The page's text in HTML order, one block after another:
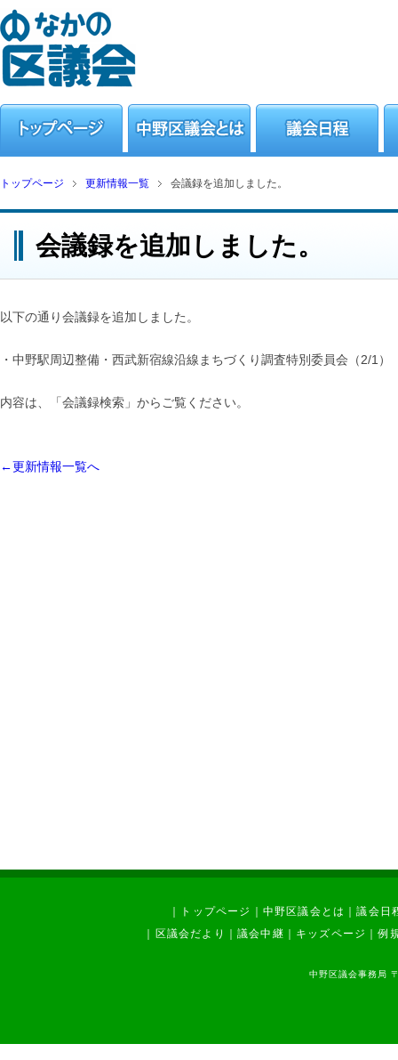
トップページ 更新情報一覧 会議録を追加しました。
会議録を追加しました。
以下の通り会議録を追加しました。
・中野駅周辺整備・西武新宿線沿線まちづくり調査特別委員会（2/1）
内容は、「会議録検索」からご覧ください。
←更新情報一覧へ
トップページ 中野区議会とは ｜議会日
区議会だより ｜議会中継 キッズページ ｜例
中野区議会事務局